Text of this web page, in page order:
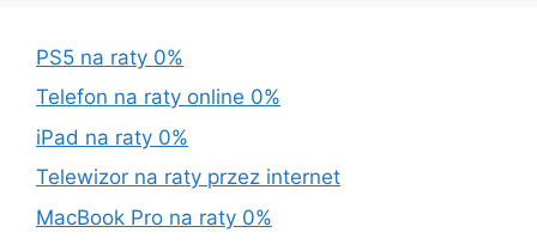
PS5 na raty 0%
Telefon na raty online 0%
iPad na raty 0%
Telewizor na raty przez internet
MacBook Pro na raty 0%